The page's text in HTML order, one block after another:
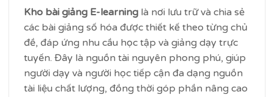
Kho bài giảng E-learning là nơi lưu trữ và chia sẻ
các bài giảng số hóa được thiết kế theo từng chủ
đề, đáp ứng nhu cầu học tập và giảng dạy trực
tuyến. Đây là nguồn tài nguyên phong phú, giúp
người dạy và người học tiếp cận đa dạng nguồn
tài liệu chất lượng, đồng thời góp phần nâng cao